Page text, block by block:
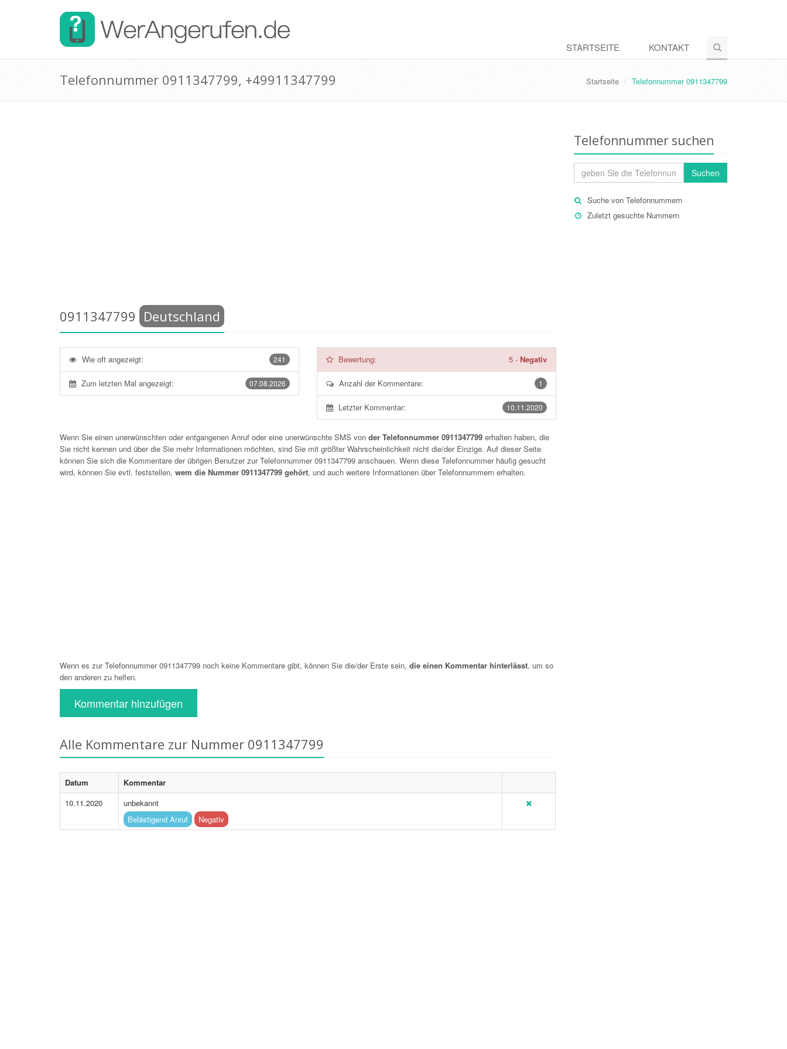
STARTSEITE KONTAKT
Telefonnummer 0911347799, +49911347799 Startseite Telefonnummer 0911347799
0911347799 Deutschland
241
Wie oft angezeigt:
07.08.2026
Zum letzten Mal angezeigt:
Bewertung: 5- Negativ
1
Anzahl der Kommentare:
10.11.2020
Letzter Kommentar:
Wenn Sie einen unerwünschten oder entgangenen Anruf oder eine unerwünschte SMS von der Telefonnummer 0911347799 erhalten haben, die
Sie nicht kennen und über die Sie mehr Informationen möchten, sind Sie mit größter Wahrscheinlichkeit nicht die/der Einzige. Auf dieser Seite
können Sie sich die Kommentare der übrigen Benutzer zur Telefonnummer0911347799 anschauen. Wenn diese Telefonnummer häufig gesucht
wird, können Sie evtl. feststellen, wem die Nummer 0911347799 gehört, und auch weitere Informationen über Telefonnummern erhalten.
Wenn es zur Telefonnummer 0911347799 noch keine Kommentare gibt, können Sie die/der Erste sein, die einen Kommentar hinterlässt, um so
den anderen zu helfen.
Kommentar hinzufügen
Alle Kommentare zur Nummer 0911347799
Datum
Kommentar
10.11.2020
unbekannt
Belästigend Anruf
Negativ
Telefonnummer suchen
Suchen
Suche von Telefonnummern
Zuletzt gesuchte Nummern